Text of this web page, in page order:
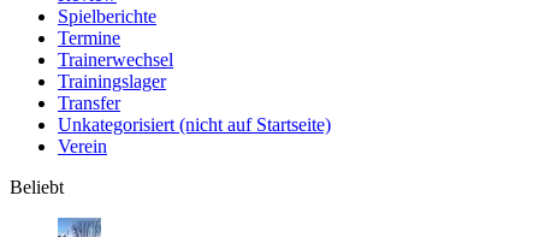
Spielberichte
Termine
Trainerwechsel
Trainingslager
Transfer
Unkategorisiert (nicht auf Startseite)
Verein
Beliebt